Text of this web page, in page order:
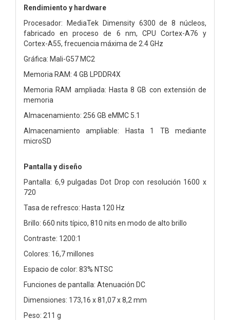
Rendimiento y hardware
Procesador: MediaTek Dimensity 6300 de 8 núcleos,
fabricado en proceso de 6 nm, CPU Cortex-A76 y
Cortex-A55, frecuencia máxima de 2.4 GHz
Gráfica: Mali-G57 MC2
Memoria RAM: 4 GB LPDDR4X
Memoria RAM ampliada: Hasta 8 GB con extensión de
memoria
Almacenamiento: 256 GB eMMC 5.1
Almacenamiento ampliable: Hasta 1 TB mediante
microSD
Pantalla y diseño
Pantalla: 6,9 pulgadas Dot Drop con resolución 1600 x
720
Tasa de refresco: Hasta 120 Hz
Brillo: 660 nits típico, 810 nits en modo de alto brillo
Contraste: 1200:1
Colores: 16,7 millones
Espacio de color: 83% NTSC
Funciones de pantalla: Atenuación DC
Dimensiones: 173,16 x 81,07 x 8,2 mm
Peso: 211 g